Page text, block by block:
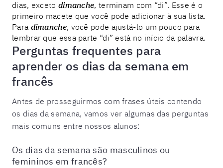
dias, exceto dimanche, terminam com “di”. Esse é o
primeiro macete que você pode adicionar à sua lista.
Para dimanche, você pode ajustá-lo um pouco para
lembrar que essa parte “di” está no início da palavra.
Perguntas frequentes para
aprender os dias da semana em
francês
Antes de prosseguirmos com frases úteis contendo
os dias da semana, vamos ver algumas das perguntas
mais comuns entre nossos alunos:
Os dias da semana são masculinos ou
femininos em francês?